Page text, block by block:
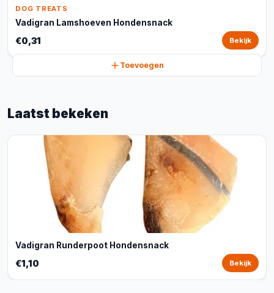
DOG TREATS
Vadigran Lamshoeven Hondensnack
€0,31 Bekijk
Toevoegen
Laatst bekeken
Vadigran Runderpoot Hondensnack
€1,10 Bekijk